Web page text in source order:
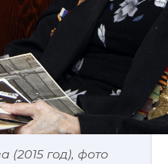
год), фото